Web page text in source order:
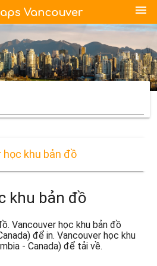
menu
học khu bản đồ
khu bản đồ
Vancouver học khu bản đồ
để in. Vancouver học khu
- Canada) để tải về.